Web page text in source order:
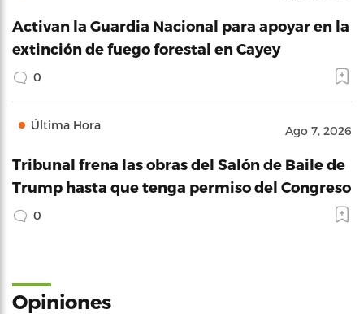
Activan la Guardia Nacional para apoyar en la
extinción de fuego forestal en Cayey
0
Última Hora Ago 7, 2026
Tribunal frena las obras del Salón de Baile de
Trump hasta que tenga permiso del Congreso
0
Opiniones